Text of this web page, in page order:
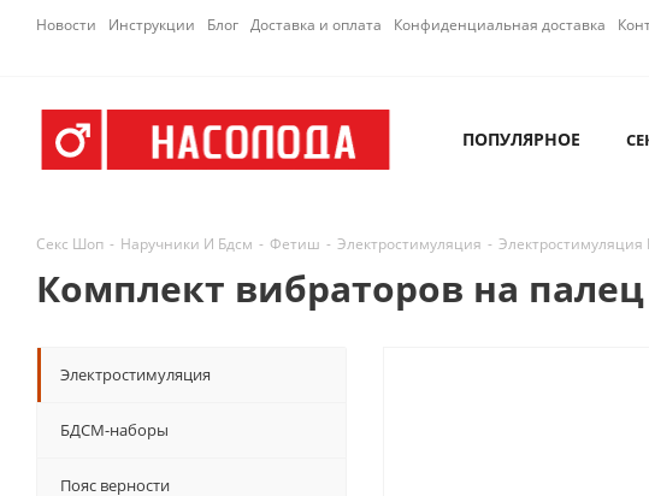
Новости Инструкции Блог Доставка и оплата Конфиденциальная доставка
ПОПУЛЯРНОЕ
Секс Шоп - Наручники И Бдсм - Фетиш - Электростимуляция - Электростимуляция
Комплект вибраторов на палец
Электростимуляция
БДСМ-наборы
Пояс верности